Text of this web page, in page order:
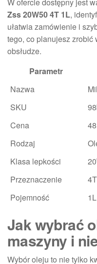
Zss 20W50 4T 1L,
ułatwia zamówienie i
tego, co planujesz zrobić
obsłudze.
Parametr
Nazwa
SKU
Cena
Rodzaj
Klasa lepkości
Przeznaczenie
Pojemność
1L
Jak wybrać
maszyny i
Wybór oleju to nie tylko